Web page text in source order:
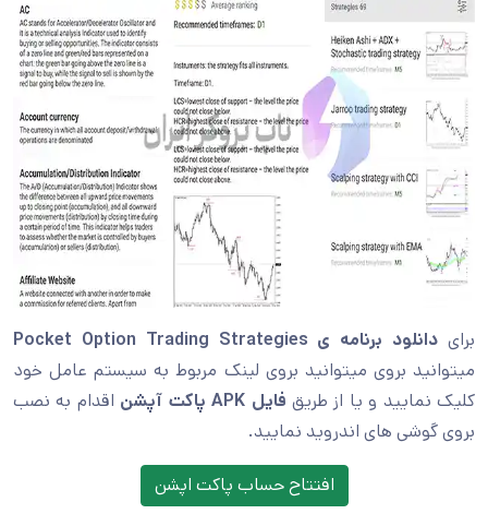
برای دانلود برنامه ی Pocket Option Trading Strategies
میتوانید بروی میتوانید بروی لینک مربوط به سیستم عامل خود
کلیک نمایید و یا از طریق فایل APK پاکت آپشن
اقدام به نصب
بروی گوشی های اندروید نمایید.
افتتاح حساب پاکت اپشن